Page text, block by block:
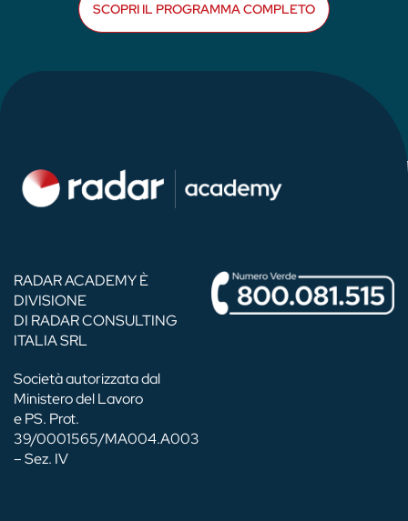
SCOPRI IL PROGRAMMA COMPLETO
RADAR ACADEMY È
DIVISIONE
DI RADAR CONSULTING
ITALIA SRL
Società autorizzata dal
Ministero del Lavoro
e PS. Prot.
39/0001565/MA004.A003
– Sez. IV